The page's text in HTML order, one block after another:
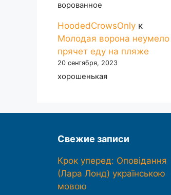
ворованное
HoodedCrowsOnly к
Молодая ворона неумело
прячет еду на пляже
20 сентября, 2023
хорошенькая
Свежие записи
Крок уперед: Оповідання
(Лара Лонд) українською
мовою